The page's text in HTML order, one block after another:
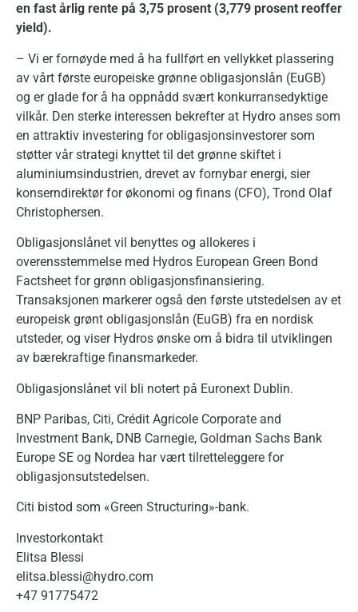
en fast årlig rente på 3,75 prosent (3,779 prosent reoffer
yield).
– Vi er fornøyde med å ha fullført en vellykket plassering
av vårt første europeiske grønne obligasjonslån (EuGB)
og er glade for å ha oppnådd svært konkurransedyktige
vilkår. Den sterke interessen bekrefter at Hydro anses som
en attraktiv investering for obligasjonsinvestorer som
støtter vår strategi knyttet til det grønne skiftet i
aluminiumsindustrien, drevet av fornybar energi, sier
konserndirektør for økonomi og finans (CFO), Trond Olaf
Christophersen.
Obligasjonslånet vil benyttes og allokeres i
overensstemmelse med Hydros European Green Bond
Factsheet for grønn obligasjonsfinansiering.
Transaksjonen markerer også den første utstedelsen av et
europeisk grønt obligasjonslån (EuGB) fra en nordisk
utsteder, og viser Hydros ønske om å bidra til utviklingen
av bærekraftige finansmarkeder.
Obligasjonslånet vil bli notert på Euronext Dublin.
BNP Paribas, Citi, Crédit Agricole Corporate and
Investment Bank, DNB Carnegie, Goldman Sachs Bank
Europe SE og Nordea har vært tilretteleggere for
obligasjonsutstedelsen.
Citi bistod som «Green Structuring»-bank.
Investorkontakt
Elitsa Blessi
elitsa.blessi@hydro.com
+47 91775472